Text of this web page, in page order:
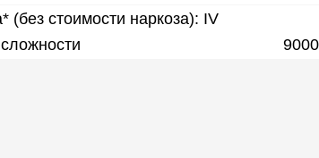
(без стоимости наркоза): IV
9000